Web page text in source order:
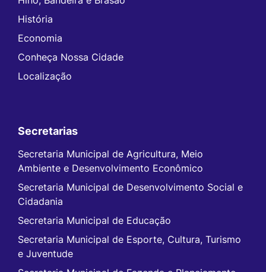
História
Economia
Conheça Nossa Cidade
Localização
Secretarias
Secretaria Municipal de Agricultura, Meio
Ambiente e Desenvolvimento Econômico
Secretaria Municipal de Desenvolvimento Social e
Cidadania
Secretaria Municipal de Educação
Secretaria Municipal de Esporte, Cultura, Turismo
e Juventude